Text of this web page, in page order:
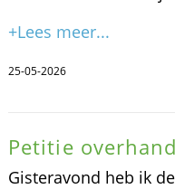
+Lees meer...
25-05-2026
Petitie
Gisteravond heb ik